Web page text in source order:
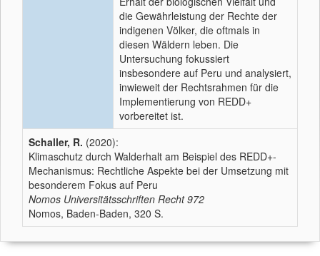
die Gewährleistung der Rechte der
indigenen Völker, die oftmals in
diesen Wäldern leben. Die
Untersuchung fokussiert
insbesondere auf Peru und analysiert,
inwieweit der Rechtsrahmen für die
Implementierung von REDD+
vorbereitet ist.
Schaller, R. (2020):
Klimaschutz durch Walderhalt am Beispiel des REDD+-
Mechanismus: Rechtliche Aspekte bei der Umsetzung mit
besonderem Fokus auf Peru
Nomos Universitätsschriften Recht 972
Nomos, Baden-Baden, 320 S.